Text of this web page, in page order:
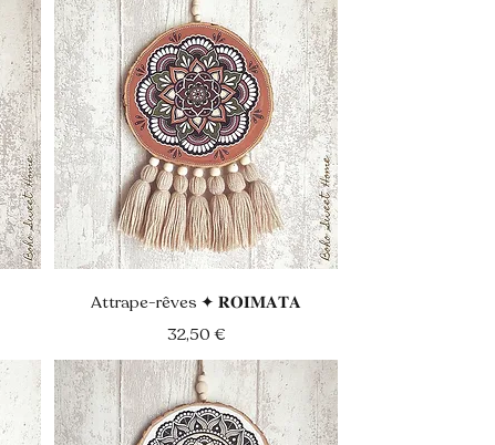
Aperçu rapide
Attrape-rêves ✦ 𝐑𝐎𝐈𝐌𝐀𝐓𝐀
Prix
32,50 €